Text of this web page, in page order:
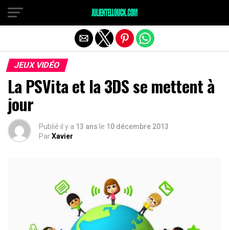
JEUX VIDÉO
La PSVita et la 3DS se mettent à
jour
Publié il y a 13 ans le 10 décembre 2013
ParXavier